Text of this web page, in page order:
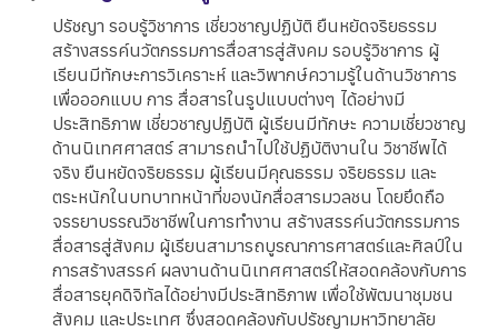
ปรัชญา รอบรู้วิชาการ เชี่ยวชาญปฏิบัติ ยืนหยัดจริยธรรม
สร้างสรรค์นวัตกรรมการสื่อสารสู่สังคม รอบรู้วิชาการ ผู้
เรียนมีทักษะการวิเคราะห์ และวิพากษ์ความรู้ในด้านวิชาการ
เพื่อออกแบบ การ สื่อสารในรูปแบบต่างๆ ได้อย่างมี
ประสิทธิภาพ เชี่ยวชาญปฏิบัติ ผู้เรียนมีทักษะ ความเชี่ยวชาญ
ด้านนิเทศศาสตร์ สามารถนำไปใช้ปฏิบัติงานใน วิชาชีพได้
จริง ยืนหยัดจริยธรรม ผู้เรียนมีคุณธรรม จริยธรรม และ
ตระหนักในบทบาทหน้าที่ของนักสื่อสารมวลชน โดยยึดถือ
จรรยาบรรณวิชาชีพในการทำงาน สร้างสรรค์นวัตกรรมการ
สื่อสารสู่สังคม ผู้เรียนสามารถบูรณาการศาสตร์และศิลป์ใน
การสร้างสรรค์ ผลงานด้านนิเทศศาสตร์ให้สอดคล้องกับการ
สื่อสารยุคดิจิทัลได้อย่างมีประสิทธิภาพ เพื่อใช้พัฒนาชุมชน
สังคม และประเทศ ซึ่งสอดคล้องกับปรัชญามหาวิทยาลัย